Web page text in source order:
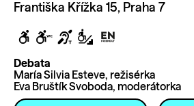
Františka Křížka 15, Praha 7
Debata
María Silvia Esteve, režisérka
Eva Bruštík Svoboda, moderátorka